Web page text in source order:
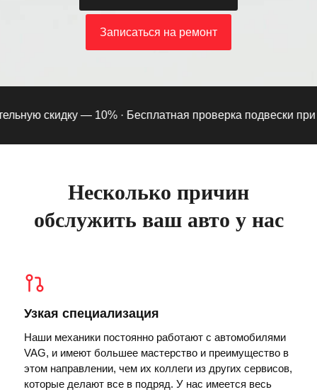
Записаться на ремонт
скидку — 10% ·Бесплатная проверка подвески при
Несколько причин
обслужить ваш авто у нас
Узкая специализация
Наши механики постоянно работают с автомобилями
VAG, и имеют большее мастерство и преимущество в
этом направлении, чем их коллеги из других сервисов,
которые делают все в подряд. У нас имеется весь